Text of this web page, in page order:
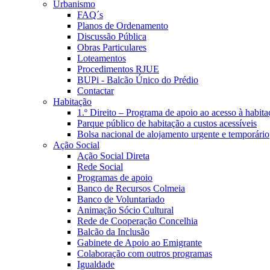
Urbanismo
FAQ´s
Planos de Ordenamento
Discussão Pública
Obras Particulares
Loteamentos
Procedimentos RJUE
BUPi - Balcão Único do Prédio
Contactar
Habitação
1.º Direito – Programa de apoio ao acesso à
Parque público de habitação a custos acessíveis
Bolsa nacional de alojamento urgente e temporário
Ação Social
Ação Social Direta
Rede Social
Programas de apoio
Banco de Recursos Colmeia
Banco de Voluntariado
Animação Sócio Cultural
Rede de Cooperação Concelhia
Balcão da Inclusão
Gabinete de Apoio ao Emigrante
Colaboração com outros programas
Igualdade